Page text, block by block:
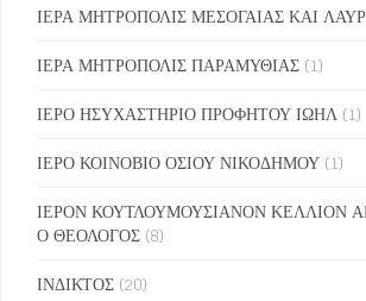
ΙΕΡΑ ΜΗΤΡΟΠΟΛΙΣ ΜΕΣΟΓΑΙΑΣ ΚΑΙ
ΙΕΡΑ ΜΗΤΡΟΠΟΛΙΣ ΠΑΡΑΜΥΘΙΑΣ (1)
ΙΕΡΟ ΗΣΥΧΑΣΤΗΡΙΟ ΠΡΟΦΗΤΟΥ ΙΩΗΛ (1)
ΙΕΡΟ ΚΟΙΝΟΒΙΟ ΟΣΙΟΥ ΝΙΚΟΔΗΜΟΥ (1)
ΙΕΡΟΝ ΚΟΥΤΛΟΥΜΟΥΣΙΑΝΟΝ ΚΕΛΛΙΟΝ
Ο ΘΕΟΛΟΓΟΣ (8)
ΙΝΔΙΚΤΟΣ (20)